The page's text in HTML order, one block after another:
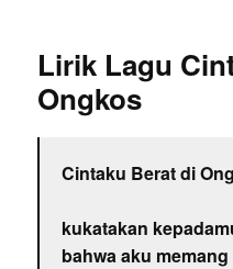
Lirik Lagu
Ongkos
Cintaku Berat di
kukatakan
bahwa aku